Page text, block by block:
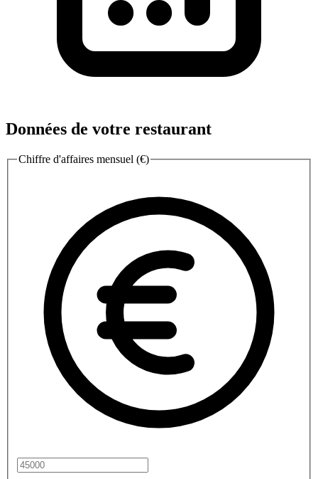
Données de votre restaurant
Chiffre d'affaires mensuel (€)